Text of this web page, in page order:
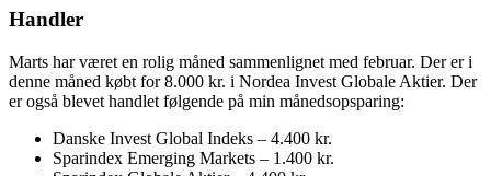
Handler
Marts har været en rolig måned sammenlignet med februar. Der er i
denne måned købt for 8.000 kr. i Nordea Invest Globale Aktier. Der
er også blevet handlet følgende på min månedsopsparing:
Danske Invest Global Indeks – 4.400 kr.
Sparindex Emerging Markets – 1.400 kr.